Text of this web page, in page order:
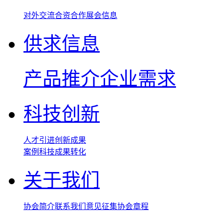
对外交流合资合作展会信息
供求信息
产品推介企业需求
科技创新
人才引进创新成果
案例 科技成果转化
关于我们
协会简介联系我们 意见征集协会章程